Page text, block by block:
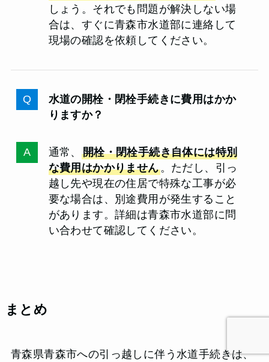
しょう。それでも問題が解決しない場
合は、すぐに青森市水道部に連絡して
現場の確認を依頼してください。
水道の開栓・閉栓手続きに費用はかか
りますか？
通常、 開栓・閉栓手続き自体には特別
な費用はかかりません。ただし、引っ
越し先や現在の住居で特殊な工事が必
要な場合は、別途費用が発生すること
があります。詳細は青森市水道部に問
い合わせて確認してください。
まとめ
青森県青森市への引っ越しに伴う水道手続きは、